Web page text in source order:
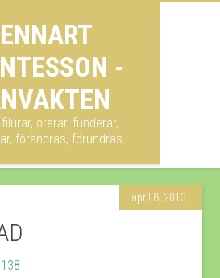
-
orerar, funderar,
förändras, förundras.
april 8, 2013